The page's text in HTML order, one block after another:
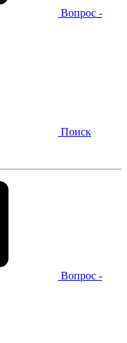
Вопрос -
Поиск
Вопрос -